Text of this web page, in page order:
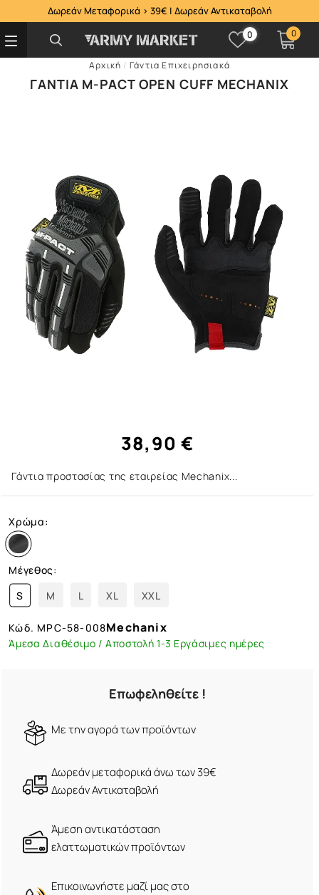
Δωρεάν Μεταφορικά > 39€ | Δωρεάν Αντικαταβολή
0 0
Αρχική / Γάντια Επιχειρησιακά
ΓΆΝΤΙΑ M-PACT OPEN CUFF MECHANIX
38,90 €
Γάντια προστασίας της εταιρείας Mechanix...
Χρώμα:
Μέγεθος:
S
M L XL XXL
Κώδ. MPC-58-008Mechanix
Άμεσα Διαθέσιμο / Αποστολή 1-3 Εργάσιμες ημέρες
Επωφεληθείτε !
Mε την αγορά των προϊόντων
Δωρεάν μεταφορικά άνω των 39€
Δωρεάν Αντικαταβολή
Άμεση αντικατάσταση
ελαττωματικών προϊόντων
Eπικοινωνήστε μαζί μας στο